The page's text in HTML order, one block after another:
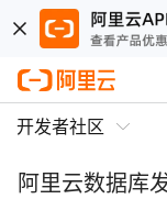
开发者社区
阿里云数据库